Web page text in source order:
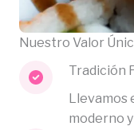
Nuestro Valor
Tradición
Llevamos
moderno